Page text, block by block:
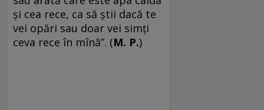
și cea rece, ca să știi dacă te
vei opări sau doar vei simți
ceva rece în mînă”. (M. P.)